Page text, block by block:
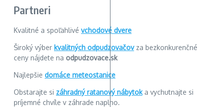
Partneri
Kvalitné a spoľahlivé vchodové dvere
Široký výber kvalitných odpudzovačovza bezkonkurenčné
ceny nájdete na odpudzovace.sk
Najlepšie domáce meteostanice
Obstarajte si záhradný ratanový nábytoka vychutnajte si
príjemné chvíle v záhrade naplno.